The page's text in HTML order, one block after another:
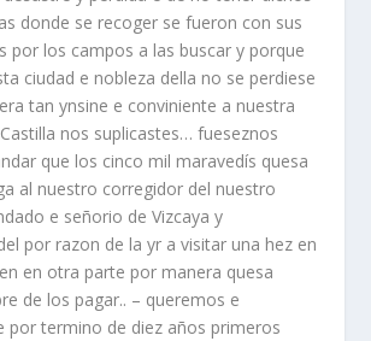
donde se recoger se fueron con sus
por los campos a las buscar y porque
ciudad e nobleza della no se perdiese
tan ynsine e conviniente a nuestra
nos suplicastes… fueseznos
que los cinco mil maravedí­s quesa
al nuestro corregidor del nuestro
e señorio de Vizcaya y
por razon de la yr a visitar una hez en
en otra parte por manera quesa
de los pagar.. – queremos e
por termino de diez años primeros